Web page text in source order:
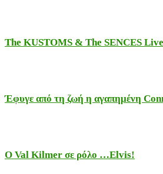
The KUSTOMS & The SENCES
Έφυγε από τη ζωή η αγαπημένη
Ο Val Kilmer σε ρόλο …Elvis!